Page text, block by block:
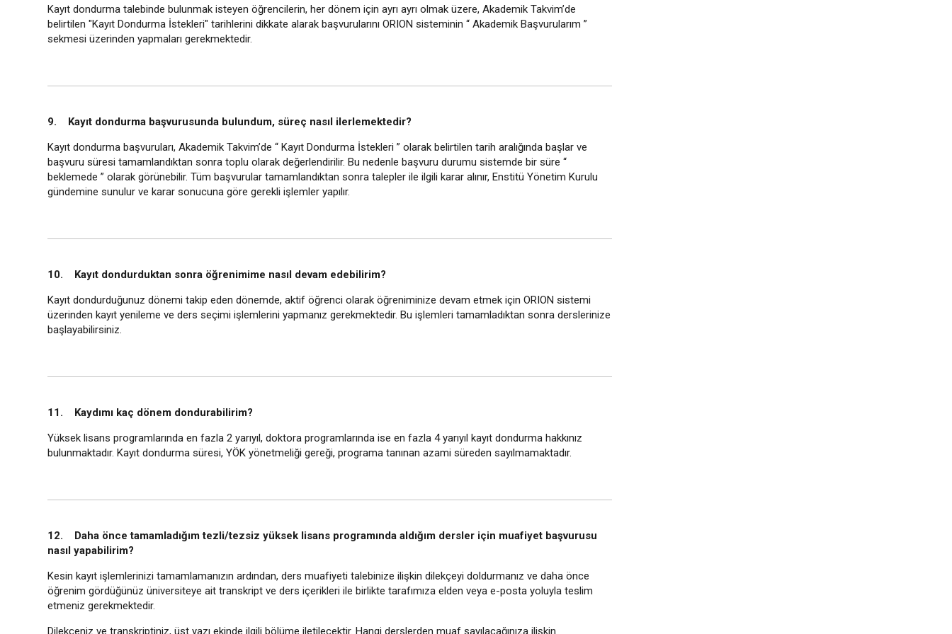
Kayıt dondurma talebinde bulunmak isteyen öğrencilerin, her dönem için ayrı ayrı olmak üzere, Akademik Takvim’de
belirtilen "Kayıt Dondurma İstekleri" tarihlerini dikkate alarak başvurularını ORION sisteminin “ Akademik Başvurularım ”
sekmesi üzerinden yapmaları gerekmektedir.
9. Kayıt dondurma başvurusunda bulundum, süreç nasıl ilerlemektedir?
Kayıt dondurma başvuruları, Akademik Takvim’de “ Kayıt Dondurma İstekleri ” olarak belirtilen tarih aralığında başlar ve
başvuru süresi tamamlandıktan sonra toplu olarak değerlendirilir. Bu nedenle başvuru durumu sistemde bir süre “
beklemede ” olarak görünebilir. Tüm başvurular tamamlandıktan sonra talepler ile ilgili karar alınır, Enstitü Yönetim Kurulu
gündemine sunulur ve karar sonucuna göre gerekli işlemler yapılır.
10. Kayıt dondurduktan sonra öğrenimime nasıl devam edebilirim?
Kayıt dondurduğunuz dönemi takip eden dönemde, aktif öğrenci olarak öğreniminize devam etmek için ORION sistemi
üzerinden kayıt yenileme ve ders seçimi işlemlerini yapmanız gerekmektedir. Bu işlemleri tamamladıktan sonra derslerinize
başlayabilirsiniz.
11. Kaydımı kaç dönem dondurabilirim?
Yüksek lisans programlarında en fazla 2 yarıyıl, doktora programlarında ise en fazla 4 yarıyıl kayıt dondurma hakkınız
bulunmaktadır. Kayıt dondurma süresi, YÖK yönetmeliği gereği, programa tanınan azami süreden sayılmamaktadır.
12. Daha önce tamamladığım tezli/tezsiz yüksek lisans programında aldığım dersler için muafiyet başvurusu
nasıl yapabilirim?
Kesin kayıt işlemlerinizi tamamlamanızın ardından, ders muafiyeti talebinize ilişkin dilekçeyi doldurmanız ve daha önce
öğrenim gördüğünüz üniversiteye ait transkript ve ders içerikleri ile birlikte tarafımıza elden veya e-posta yoluyla teslim
etmeniz gerekmektedir.
Dilekçeniz ve transkriptiniz, üst yazı ekinde ilgili bölüme iletilecektir. Hangi derslerden muaf sayılacağınıza ilişkin